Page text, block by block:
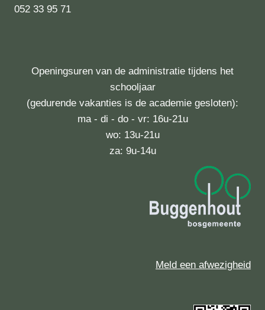
052 33 95 71
Openingsuren van de administratie tijdens het
schooljaar
(gedurende vakanties is de academie gesloten):
ma - di - do - vr: 16u-21u
wo: 13u-21u
za: 9u-14u
Meld een afwezigheid